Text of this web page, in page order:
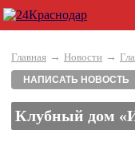
Главная → Новости →
НАПИСАТЬ НОВОСТЬ
Клубный дом